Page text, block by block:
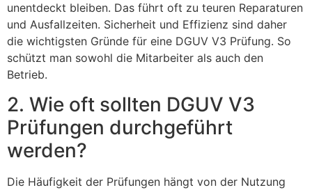
unentdeckt bleiben. Das führt oft zu teuren Reparaturen
und Ausfallzeiten. Sicherheit und Effizienz sind daher
die wichtigsten Gründe für eine DGUV V3 Prüfung. So
schützt man sowohl die Mitarbeiter als auch den
Betrieb.
2. Wie oft sollten DGUV V3
Prüfungen durchgeführt
werden?
Die Häufigkeit der Prüfungen hängt von der Nutzung